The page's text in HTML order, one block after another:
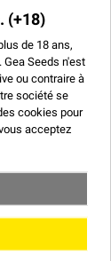
3 UNITÉS
5 UNITÉS
25 UNITÉS
(+18)
de 18 ans,
Gea Seeds n'est
ou contraire à
société se
cookies pour
acceptez